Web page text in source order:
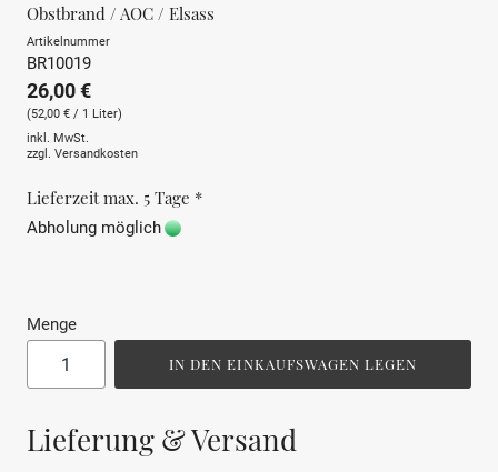
Obstbrand / AOC / Elsass
Artikelnummer
BR10019
26,00 €
(52,00 € / 1 Liter)
inkl. MwSt.
zzgl. Versandkosten
Lieferzeit max. 5 Tage *
Abholung möglich
Menge
IN DEN EINKAUFSWAGEN LEGEN
Lieferung & Versand